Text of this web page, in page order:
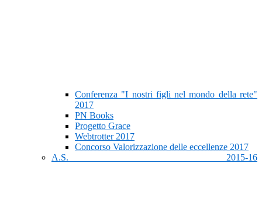
Conferenza "I nostri figli nel mondo della rete"
2017
PN Books
Progetto Grace
Webtrotter 2017
Concorso Valorizzazione delle eccellenze 2017
A.S. 2015-16